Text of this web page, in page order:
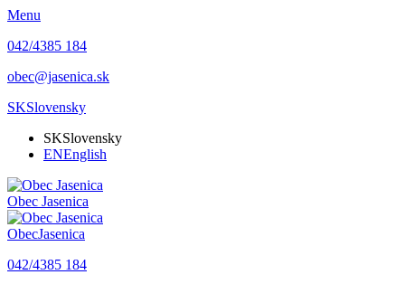
Menu
042/4385 184
obec@jasenica.sk
SKSlovensky
SKSlovensky
ENEnglish
Obec Jasenica
ObecJasenica
042/4385 184